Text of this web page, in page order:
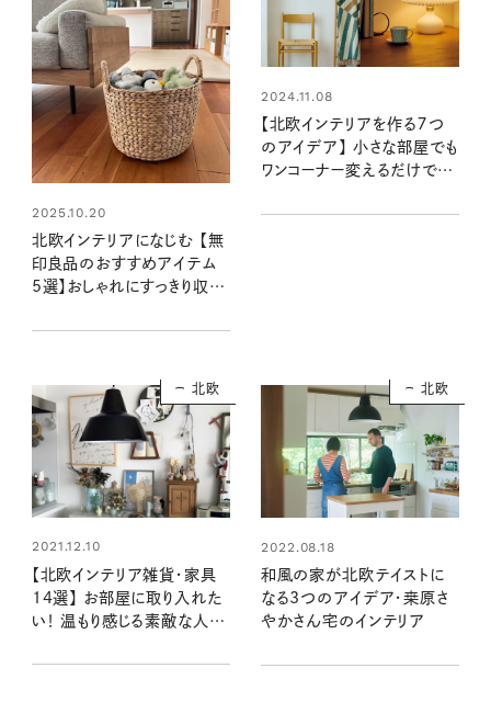
2025.10.20
北欧インテリアになじむ 【無
印良品のおすすめアイテム
5選】おしゃれにすっきり収
こちら！
2024.11.08
【北欧インテリアを作る７つ
のアイデア】 小さな部屋でも
ワンコーナー変えるだけで、
間に！
北欧
2021.12.10
【北欧インテリア雑貨・家具
14選】 お部屋に取り入れた
い！ 温もり感じる素敵な人た
北欧
2022.08.18
和風の家が北欧テイストに
なる3つのアイデア・桒原さ
やかさん宅のインテリア